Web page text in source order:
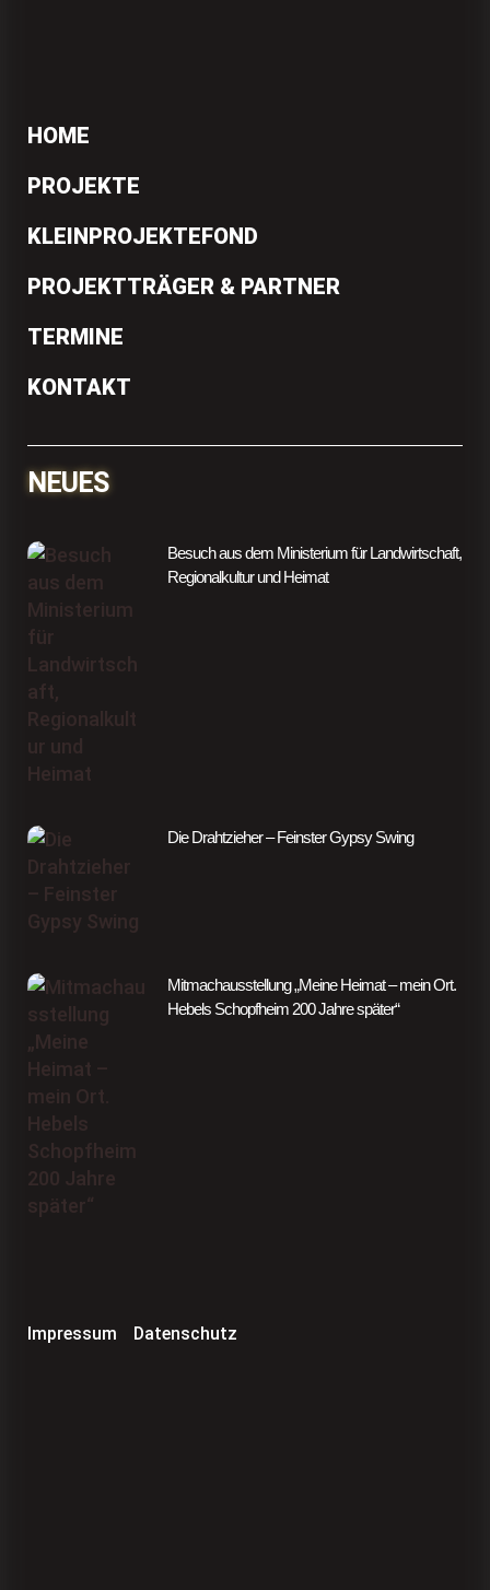
HOME
PROJEKTE
KLEINPROJEKTEFOND
PROJEKTTRÄGER & PARTNER
TERMINE
KONTAKT
NEUES
Besuch aus dem Ministerium für Landwirtschaft,
Regionalkultur und Heimat
Die Drahtzieher – Feinster Gypsy Swing
Mitmachausstellung „Meine Heimat – mein Ort.
Hebels Schopfheim 200 Jahre später“
Impressum Datenschutz